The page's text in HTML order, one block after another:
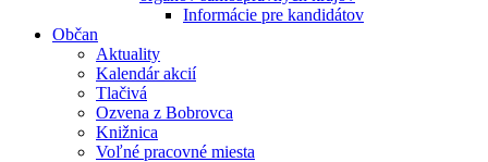
Informácie pre kandidátov
Občan
Aktuality
Kalendár akcií
Tlačivá
Ozvena z Bobrovca
Knižnica
Voľné pracovné miesta